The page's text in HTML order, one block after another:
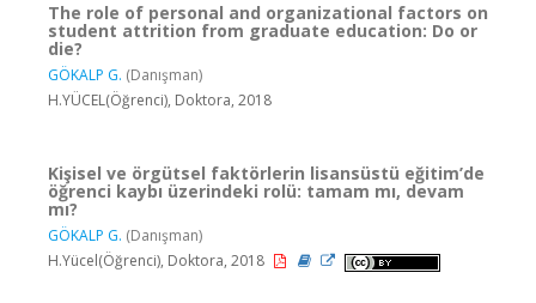
The role of personal and organizational factors on
student attrition from graduate education: Do or
die?
GÖKALP G. (Danışman)
H.YÜCEL(Öğrenci), Doktora, 2018
Kişisel ve örgütsel faktörlerin lisansüstü eğitim’de
öğrenci kaybı üzerindeki rolü: tamam mı, devam
mı?
GÖKALP G. (Danışman)
H.Yücel(Öğrenci), Doktora, 2018